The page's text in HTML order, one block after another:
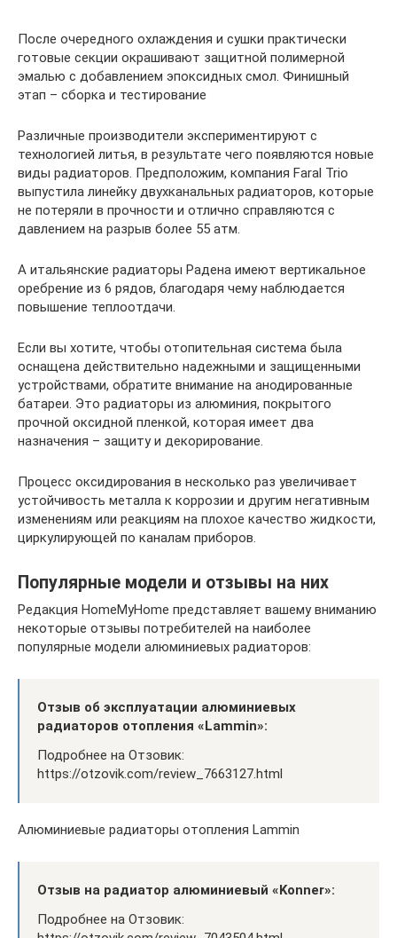
После очередного охлаждения и сушки практически
готовые секции окрашивают защитной полимерной
эмалью с добавлением эпоксидных смол. Финишный
этап – сборка и тестирование
Различные производители экспериментируют с
технологией литья, в результате чего появляются новые
виды радиаторов. Предположим, компания Faral Trio
выпустила линейку двухканальных радиаторов, которые
не потеряли в прочности и отлично справляются с
давлением на разрыв более 55 атм.
А итальянские радиаторы Радена имеют вертикальное
оребрение из 6 рядов, благодаря чему наблюдается
повышение теплоотдачи.
Если вы хотите, чтобы отопительная система была
оснащена действительно надежными и защищенными
устройствами, обратите внимание на анодированные
батареи. Это радиаторы из алюминия, покрытого
прочной оксидной пленкой, которая имеет два
назначения – защиту и декорирование.
Процесс оксидирования в несколько раз увеличивает
устойчивость металла к коррозии и другим негативным
изменениям или реакциям на плохое качество жидкости,
циркулирующей по каналам приборов.
Популярные модели и отзывы на них
Редакция HomeMyHome представляет вашему вниманию
некоторые отзывы потребителей на наиболее
популярные модели алюминиевых радиаторов:
Отзыв об эксплуатации алюминиевых
радиаторов отопления «Lammin»:
Подробнее на Отзовик:
https://otzovik.com/review_7663127.html
Алюминиевые радиаторы отопления Lammin
Отзыв на радиатор алюминиевый «Konner»:
Подробнее на Отзовик: